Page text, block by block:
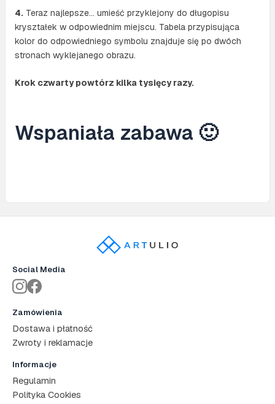
4.Teraz najlepsze… umieść przyklejony do długopisu
kryształek w odpowiednim miejscu. Tabela przypisująca
kolor do odpowiedniego symbolu znajduje się po dwóch
stronach wyklejanego obrazu.
Krok czwarty powtórz kilka tysięcy razy.
Wspaniała zabawa 🙂
Zamówienia
Dostawa i płatność
Zwroty i reklamacje
Informacje
Regulamin
Polityka Cookies
Social Media